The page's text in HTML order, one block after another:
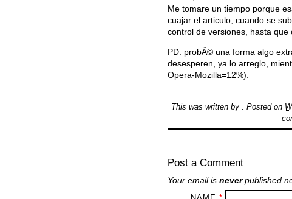
Me tomare un tiempo porque
cuajar el articulo, cuando se
control de versiones, hasta que
PD: probÃ© una forma algo
desesperen, ya lo arreglo,
Opera-Mozilla=12%).
This was written by. Posted on
Post a Comment
Your email is neverpublished